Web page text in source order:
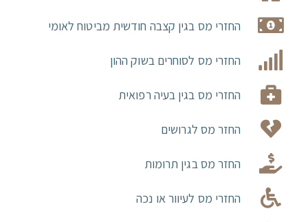
החזרי מס בגין קצבה חודשית מביטוח לאומי
החזרי מס לסוחרים בשוק ההון
החזרי מס בגין בעיה רפואית
החזר מס לגרושים
החזר מס בגין תרומות
החזרי מס לעיוור או נכה